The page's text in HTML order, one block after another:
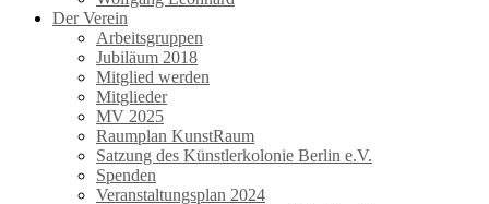
Der Verein
Arbeitsgruppen
Jubiläum 2018
Mitglied werden
Mitglieder
MV 2025
Raumplan KunstRaum
Satzung des Künstlerkolonie Berlin e.V.
Spenden
Veranstaltungsplan 2024